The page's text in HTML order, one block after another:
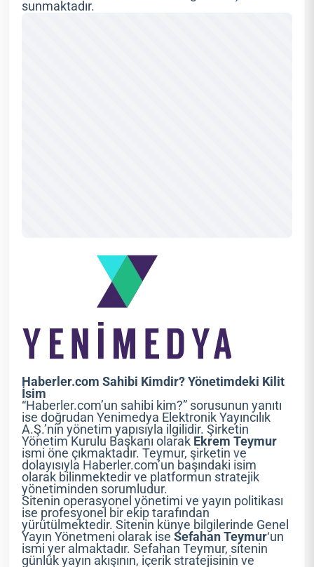
sunmaktadır.
Haberler.com Sahibi Kimdir? Yönetimdeki Kilit
İsim
“Haberler.com’un sahibi kim?” sorusunun yanıtı
ise doğrudan Yenimedya Elektronik Yayıncılık
A.Ş.’nin yönetim yapısıyla ilgilidir. Şirketin
Yönetim Kurulu Başkanı olarak Ekrem Teymur
ismi öne çıkmaktadır. Teymur, şirketin ve
dolayısıyla Haberler.com’un başındaki isim
olarak bilinmektedir ve platformun stratejik
yönetiminden sorumludur.
Sitenin operasyonel yönetimi ve yayın politikası
ise profesyonel bir ekip tarafından
yürütülmektedir. Sitenin künye bilgilerinde Genel
Yayın Yönetmeni olarak iseSefahan Teymur‘un
ismi yer almaktadır. Sefahan Teymur, sitenin
günlük yayın akışının, içerik stratejisinin ve